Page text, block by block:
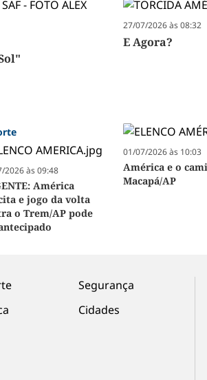
27/07/2026 às 08:32
E Agora?
2026 às 09:48
América
e jogo da volta
o Trem/AP pode
01/07/2026 às 10:03
América e o
Macapá/AP
Segurança
Cidades